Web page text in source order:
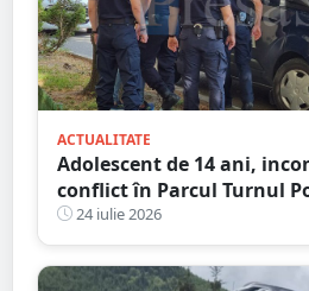
ACTUALITATE
Adolescent de 14 ani,
conflict în Parcul Turnul
a deschis dosar penal
24 iulie 2026